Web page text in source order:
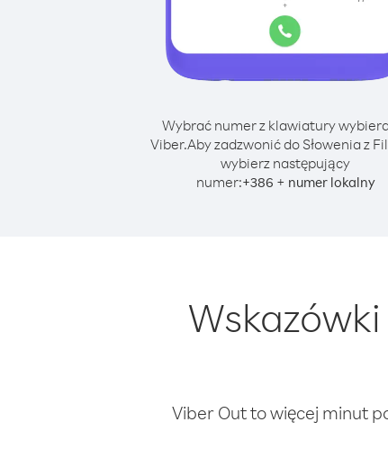
Wybrać numer z klawiatury
Viber.Aby zadzwonić do Słowenia z
wybierz następujący
numer:+386 + numer lokalny
Viber Out to więcej minut